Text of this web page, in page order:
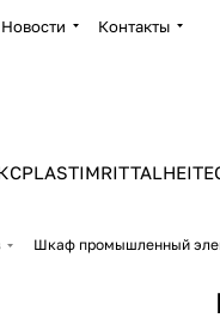
Новости Контакты
PLASTIMRITTAL
Шкаф промышленный